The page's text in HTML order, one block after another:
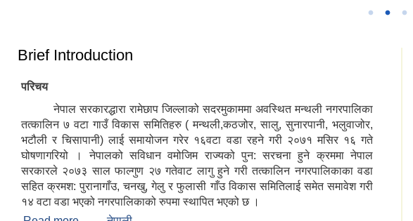
Brief Introduction
परिचय
नेपाल सरकारद्धारा रामेछाप जिल्लाको सदरमुकाममा अवस्थित मन्थली नगरपालिका
तत्कालिन ७ वटा गाउँ विकास समितिहरु ( मन्थली,कठजोर, सालु, सुनारपानी, भलुवाजोर,
भटौली र चिसापानी) लाई समायोजन गरेर १६वटा वडा रहने गरी २०७१ मसिर १६ गते
घोषणागरियो । नेपालको सविधान वमोजिम राज्यको पुन: सरचना हुने क्रममा नेपाल
सरकारले २०७३ साल फाल्गुण २७ गतेवाट लागु हुने गरी तत्कालिन नगरपालिकाका वडा
सहित क्रमश: पुरानागाँउ, चनखु, गेलु र फुलासी गाँउ विकास समितिलाई समेत समावेश गरी
१४ वटा वडा भएको नगरपालिकाको रुपमा स्थापित भएको छ ।